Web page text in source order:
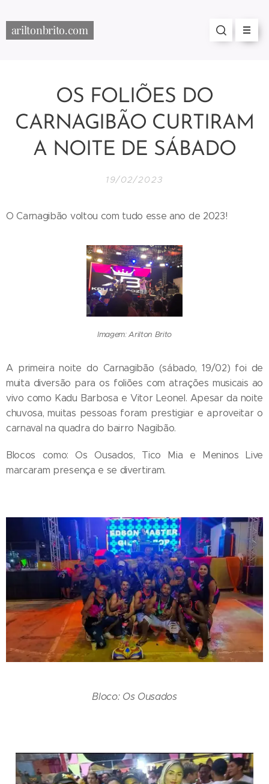
ariltonbrito.com
OS FOLIÕES DO
CARNAGIBÃO CURTIRAM
A NOITE DE SÁBADO
19/02/2023
O Carnagibão voltou com tudo esse ano de 2023!
Imagem: Arilton Brito
A primeira noite do Carnagibão (sábado, 19/02) foi de
muita diversão para os foliões com atrações musicais ao
vivo como Kadu Barbosa e Vitor Leonel. Apesar da noite
chuvosa, muitas pessoas foram prestigiar e aproveitar o
carnaval na quadra do bairro Nagibão.
Blocos como: Os Ousados, Tico Mia e Meninos Live
marcaram presença e se divertiram.
Bloco: Os Ousados